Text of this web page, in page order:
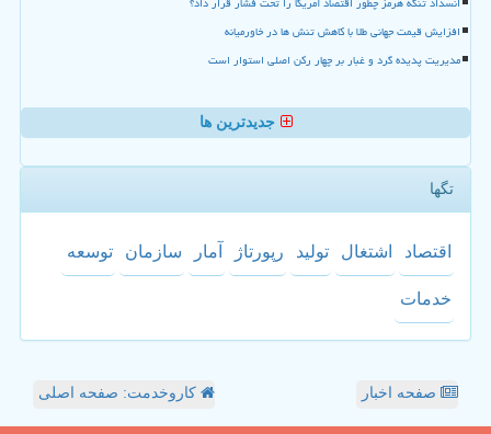
افزایش قیمت جهانی طلا با کاهش تنش ها در خاورمیانه
مدیریت پدیده گرد و غبار بر چهار رکن اصلی استوار است
جدیدترین ها
تگها
اقتصاد اشتغال تولید رپورتاژ آمار سازمان توسعه
خدمات
صفحه اخبار کاروخدمت: صفحه اصلی